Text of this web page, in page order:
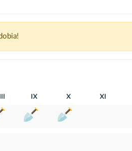
IX X XI